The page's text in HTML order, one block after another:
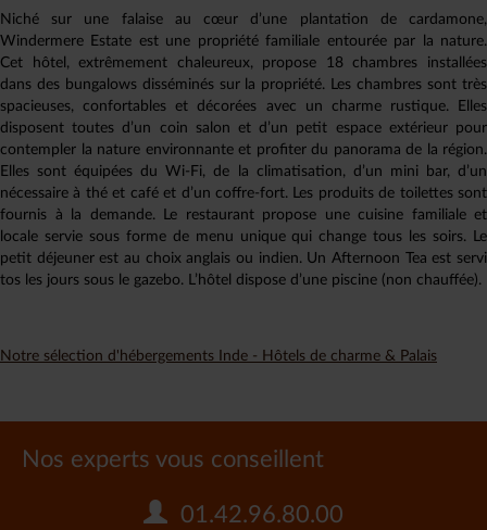
Niché sur une falaise au cœur d’une plantation de cardamone,
Windermere Estate est une propriété familiale entourée par la nature.
Cet hôtel, extrêmement chaleureux, propose 18 chambres installées
dans des bungalows disséminés sur la propriété. Les chambres sont très
spacieuses, confortables et décorées avec un charme rustique. Elles
disposent toutes d’un coin salon et d’un petit espace extérieur pour
contempler la nature environnante et profiter du panorama de la région.
Elles sont équipées du Wi-Fi, de la climatisation, d’un mini bar, d’un
nécessaire à thé et café et d’un coffre-fort. Les produits de toilettes sont
fournis à la demande. Le restaurant propose une cuisine familiale et
locale servie sous forme de menu unique qui change tous les soirs. Le
petit déjeuner est au choix anglais ou indien. Un Afternoon Tea est servi
tos les jours sous le gazebo. L’hôtel dispose d’une piscine (non chauffée).
Notre sélection d'hébergements Inde - Hôtels de charme & Palais
Nos experts vous conseillent
01.42.96.80.00